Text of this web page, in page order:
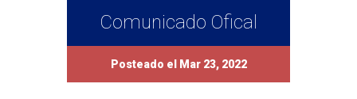
Comunicado Ofical
Posteado el Mar 23, 2022